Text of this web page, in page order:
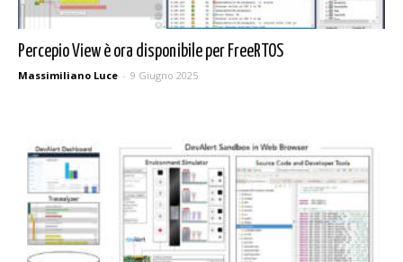
Percepio View è ora disponibile per FreeRTOS
Massimiliano Luce - 9 Giugno 2025